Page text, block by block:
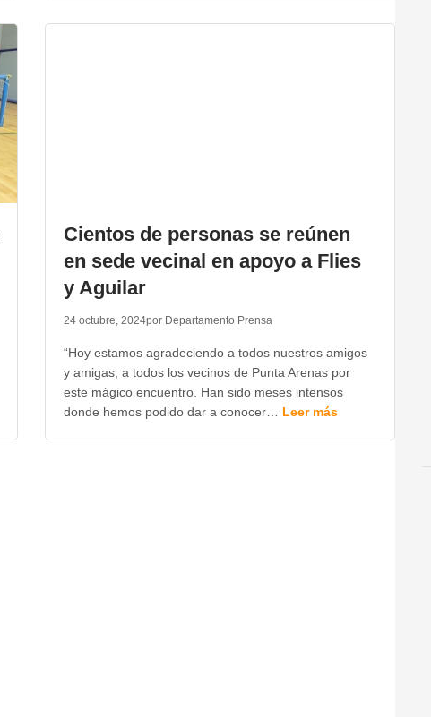
Cientos de personas se reúnen
en sede vecinal en apoyo a Flies
y Aguilar
24 octubre, 2024por Departamento Prensa
“Hoy estamos agradeciendo a todos nuestros amigos
y amigas, a todos los vecinos de Punta Arenas por
este mágico encuentro. Han sido meses intensos
donde hemos podido dar a conocer… Leer más